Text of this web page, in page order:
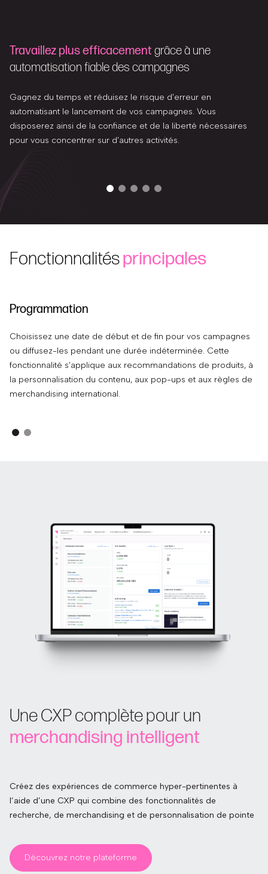
Travaillez plus efficacement grâce à une
automatisation fiable des campagnes
Gagnez du temps et réduisez le risque d’erreur en
automatisant le lancement de vos campagnes. Vous
disposerez ainsi de la confiance et de la liberté nécessaires
pour vous concentrer sur d’autres activités.
Fonctionnalitésprincipales
Programmation
Choisissez une date de début et de fin pour vos campagnes
ou diffusez-les pendant une durée indéterminée. Cette
fonctionnalité s’applique aux recommandations de produits, à
la personnalisation du contenu, aux pop-ups et aux règles de
merchandising international.
Une CXP complète pour un
merchandising intelligent
Créez des expériences de commerce hyper-pertinentes à
l’aide d’une CXP qui combine des fonctionnalités de
recherche, de merchandising et de personnalisation de pointe
Découvrez notre plateforme